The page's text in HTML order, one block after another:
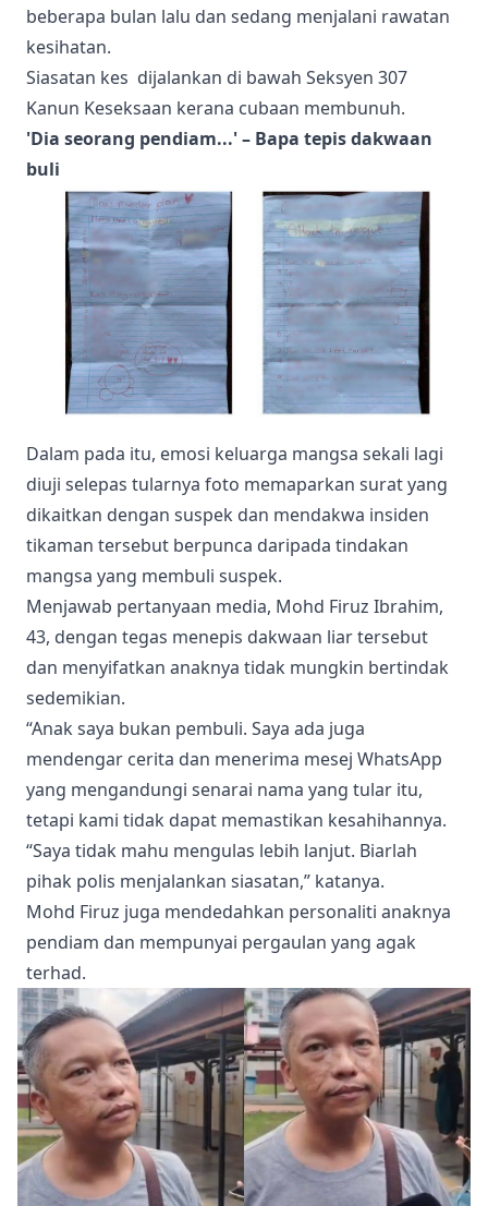
beberapa bulan lalu dan sedang menjalani rawatan
kesihatan.
Siasatan kes dijalankan di bawah Seksyen 307
Kanun Keseksaan kerana cubaan membunuh.
'Dia seorang pendiam...' – Bapa tepis dakwaan
buli
Dalam pada itu, emosi keluarga mangsa sekali lagi
diuji selepas tularnya foto memaparkan surat yang
dikaitkan dengan suspek dan mendakwa insiden
tikaman tersebut berpunca daripada tindakan
mangsa yang membuli suspek.
Menjawab pertanyaan media, Mohd Firuz Ibrahim,
43, dengan tegas menepis dakwaan liar tersebut
dan menyifatkan anaknya tidak mungkin bertindak
sedemikian.
“Anak saya bukan pembuli. Saya ada juga
mendengar cerita dan menerima mesej WhatsApp
yang mengandungi senarai nama yang tular itu,
tetapi kami tidak dapat memastikan kesahihannya.
“Saya tidak mahu mengulas lebih lanjut. Biarlah
pihak polis menjalankan siasatan,” katanya.
Mohd Firuz juga mendedahkan personaliti anaknya
pendiam dan mempunyai pergaulan yang agak
terhad.